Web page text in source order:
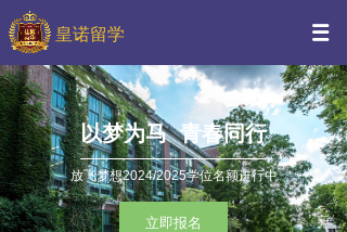
皇诺留学
以梦为马 青春同行
放飞梦想2024/2025学位名额进行中
立即报名